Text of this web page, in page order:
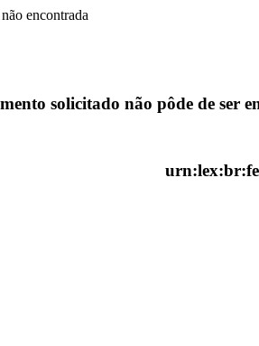
encontrada
solicitado não pôde de ser